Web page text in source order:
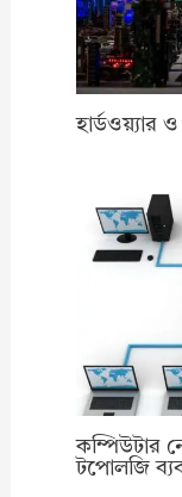
হার্ডওয়্যার
কম্পিউটার
টপোলজি